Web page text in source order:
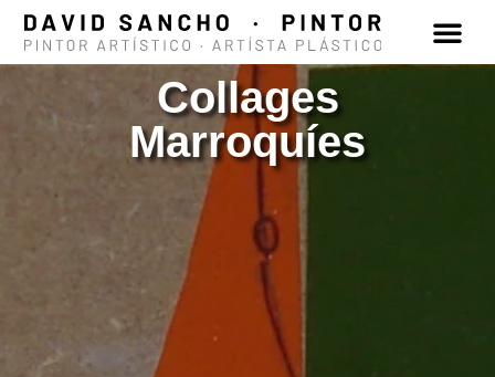
Collages
Marroquíes